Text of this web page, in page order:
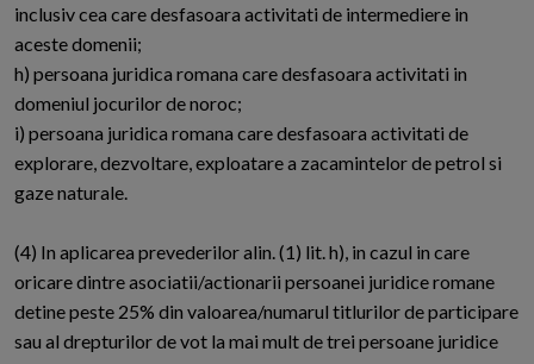
inclusiv cea care desfasoara activitati de intermediere in
aceste domenii;
h) persoana juridica romana care desfasoara activitati in
domeniul jocurilor de noroc;
i) persoana juridica romana care desfasoara activitati de
explorare, dezvoltare, exploatare a zacamintelor de petrol si
gaze naturale.
(4) In aplicarea prevederilor alin. (1) lit. h), in cazul in care
oricare dintre asociatii/actionarii persoanei juridice romane
detine peste 25% din valoarea/numarul titlurilor de participare
sau al drepturilor de vot la mai mult de trei persoane juridice